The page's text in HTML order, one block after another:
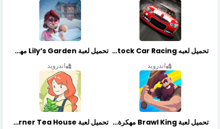
تحميل لعبه Stock Car Racing مهكرة أخر إصدار
اندرويد
تحميل لعبة Lily’s Garden مهكرة أخر إصدار
اندرويد
تحميل لعبة Brawl King مهكرة أخر إصدار تحميل لعبة Little Corner Tea House مهكرة أخر إصدار